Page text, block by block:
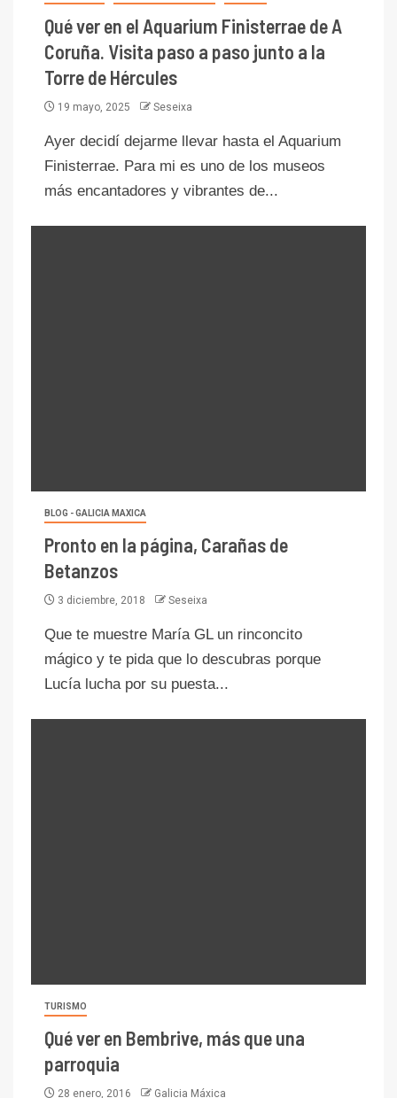
Qué ver en el Aquarium Finisterrae de A
Coruña. Visita paso a paso junto a la
Torre de Hércules
19 mayo, 2025 Seseixa
Ayer decidí dejarme llevar hasta el Aquarium
Finisterrae. Para mi es uno de los museos
más encantadores y vibrantes de...
BLOG - GALICIA MAXICA
Pronto en la página, Carañas de
Betanzos
3 diciembre, 2018 Seseixa
Que te muestre María GL un rinconcito
mágico y te pida que lo descubras porque
Lucía lucha por su puesta...
TURISMO
Qué ver en Bembrive, más que una
parroquia
28 enero, 2016 Galicia Máxica